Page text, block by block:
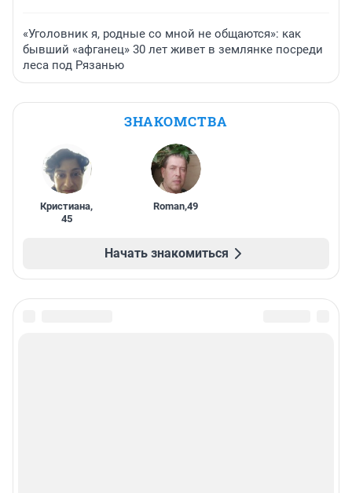
«Уголовник я, родные со мной не общаются»: как
бывший «афганец» 30 лет живет в землянке посреди
леса под Рязанью
ЗНАКОМСТВА
Кристиана,
45
Roman,49
Начать знакомиться